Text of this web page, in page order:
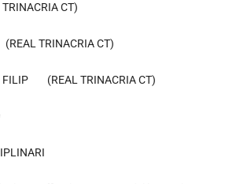
CT)
(REAL TRINACRIA CT)
FILIP (REAL TRINACRIA CT)